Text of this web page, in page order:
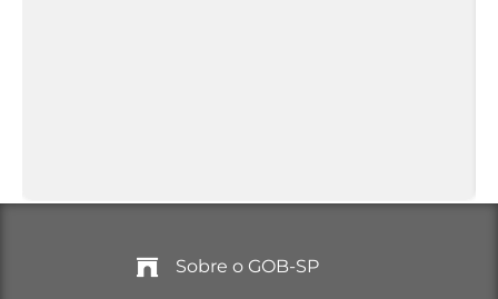
Sobre o GOB-SP